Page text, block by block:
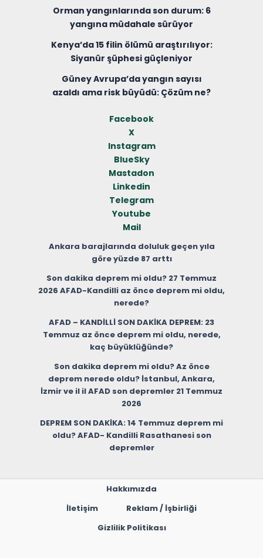
Orman yangınlarında son durum: 6
yangına müdahale sürüyor
Kenya’da 15 filin ölümü araştırılıyor:
Siyanür şüphesi güçleniyor
Güney Avrupa’da yangın sayısı
azaldı ama risk büyüdü: Çözüm ne?
Facebook
X
Instagram
BlueSky
Mastadon
Linkedin
Telegram
Youtube
Mail
Ankara barajlarında doluluk geçen yıla
göre yüzde 87 arttı
Son dakika deprem mi oldu? 27 Temmuz
2026 AFAD-Kandilli az önce deprem mi oldu,
nerede?
AFAD – KANDİLLİ SON DAKİKA DEPREM: 23
Temmuz az önce deprem mi oldu, nerede,
kaç büyüklüğünde?
Son dakika deprem mi oldu? Az önce
deprem nerede oldu? İstanbul, Ankara,
İzmir ve il il AFAD son depremler 21 Temmuz
2026
DEPREM SON DAKİKA: 14 Temmuz deprem mi
oldu? AFAD- Kandilli Rasathanesi son
depremler
Hakkımızda
İletişim
Reklam / İşbirliği
Gizlilik Politikası